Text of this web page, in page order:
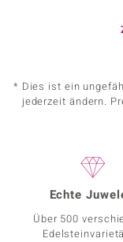
* Dies ist ein
jederzeit ändern.
Echte
Über 500